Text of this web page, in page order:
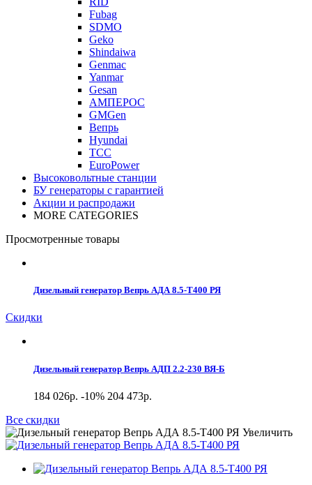
Fubag
SDMO
Geko
Shindaiwa
Genmac
Yanmar
Gesan
АМПЕРОС
GMGen
Вепрь
Hyundai
ТСС
EuroPower
Высоковольтные станции
БУ генераторы с гарантией
Акции и распродажи
MORE CATEGORIES
Просмотренные товары
Дизельный генератор Вепрь АДА 8.5-Т400 РЯ
Скидки
Дизельный генератор Вепрь АДП 2.2-230 ВЯ-Б
184 026р. -10% 204 473р.
Все скидки
Увеличить